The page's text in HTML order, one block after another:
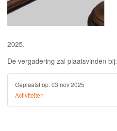
2025.
De vergadering zal plaatsvinden bij:
Geplaatst op:03 nov 2025
Activiteiten